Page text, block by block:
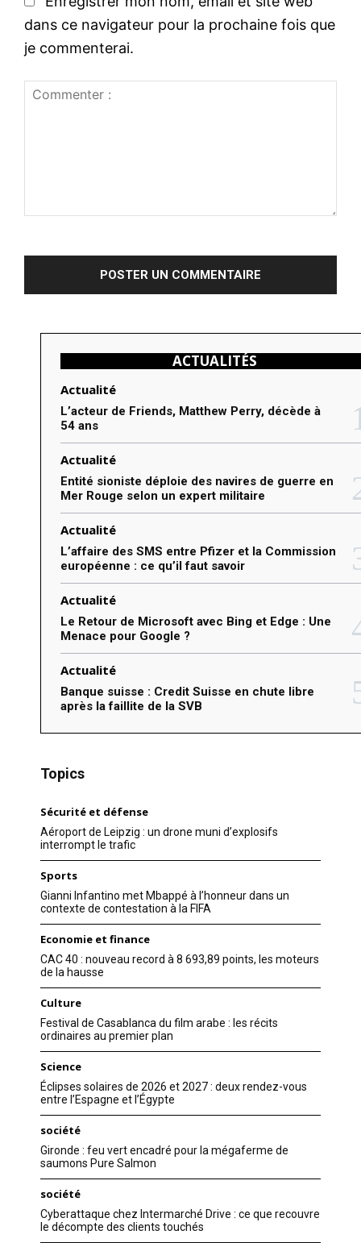
m
dans ce navigateur pour la prochaine fois que
je commenterai.
ACTUALITÉS
Actualité
L’acteur de Friends, Matthew Perry, décède à
54 ans
Actualité
Entité sioniste déploie des navires de guerre en
Mer Rouge selon un expert militaire
Actualité
L’affaire des SMS entre Pfizer et la Commission
européenne : ce qu’il faut savoir
Actualité
Le Retour de Microsoft avec Bing et Edge : Une
Menace pour Google ?
Actualité
Banque suisse : Credit Suisse en chute libre
après la faillite de la SVB
Topics
Sécurité et défense
Aéroport de Leipzig : un drone muni d’explosifs
interrompt le trafic
Sports
Gianni Infantino met Mbappé à l’honneur dans un
contexte de contestation à la FIFA
Economie et finance
CAC 40 : nouveau record à 8 693,89 points, les moteurs
de la hausse
Culture
Festival de Casablanca du film arabe : les récits
ordinaires au premier plan
Science
Éclipses solaires de 2026 et 2027 : deux rendez-vous
entre l’Espagne et l’Égypte
société
Gironde : feu vert encadré pour la mégaferme de
saumons Pure Salmon
société
Cyberattaque chez Intermarché Drive : ce que recouvre
le décompte des clients touchés